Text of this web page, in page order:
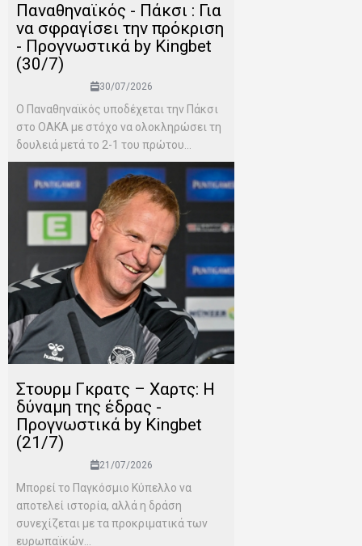
Παναθηναϊκός - Πάκσι : Για
να σφραγίσει την πρόκριση
- Προγνωστικά by Kingbet
(30/7)
30/07/2026
Ο Παναθηναϊκός υποδέχεται την Πάκσι
στο ΟΑΚΑ με στόχο να ολοκληρώσει τη
δουλειά μετά το 2-1 του πρώτου...
Στουρμ Γκρατς – Χαρτς: Η
δύναμη της έδρας -
Προγνωστικά by Kingbet
(21/7)
21/07/2026
Μπορεί το Παγκόσμιο Κύπελλο να
αποτελεί ιστορία, αλλά η δράση
συνεχίζεται με τα προκριματικά των
ευρωπαϊκών...